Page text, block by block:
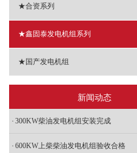
★合资系列
- 重庆康明斯发电机组
- 东风康明斯发电机组
- 韩国现代发电机组
★鑫固泰发电机组系列
- 移动式发电机组
- 单缸柴油发电机组
- 小型发电机组
★国产发电机组
- 潍柴动力发电机组
- 上柴发电机组
新闻动态
300KW柴油发电机组安装完成
600KW上柴柴油发电机组验收合格